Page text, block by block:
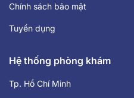
Chính sách bảo mật
Tuyển dụng
Hệ thống phòng khám
Tp. Hồ Chí Minh